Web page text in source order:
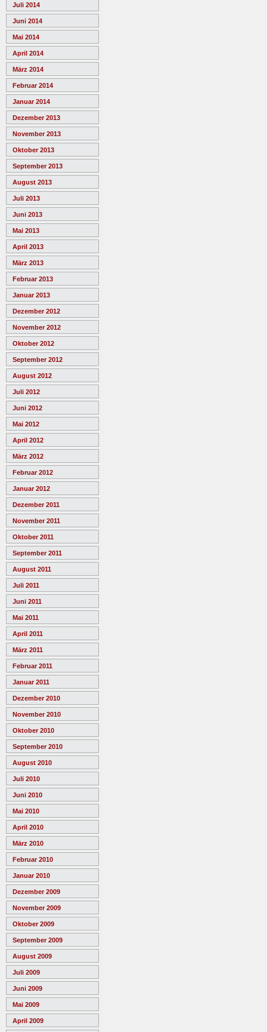
Juli 2014
Juni 2014
Mai 2014
April 2014
März 2014
Februar 2014
Januar 2014
Dezember 2013
November 2013
Oktober 2013
September 2013
August 2013
Juli 2013
Juni 2013
Mai 2013
April 2013
März 2013
Februar 2013
Januar 2013
Dezember 2012
November 2012
Oktober 2012
September 2012
August 2012
Juli 2012
Juni 2012
Mai 2012
April 2012
März 2012
Februar 2012
Januar 2012
Dezember 2011
November 2011
Oktober 2011
September 2011
August 2011
Juli 2011
Juni 2011
Mai 2011
April 2011
März 2011
Februar 2011
Januar 2011
Dezember 2010
November 2010
Oktober 2010
September 2010
August 2010
Juli 2010
Juni 2010
Mai 2010
April 2010
März 2010
Februar 2010
Januar 2010
Dezember 2009
November 2009
Oktober 2009
September 2009
August 2009
Juli 2009
Juni 2009
Mai 2009
April 2009